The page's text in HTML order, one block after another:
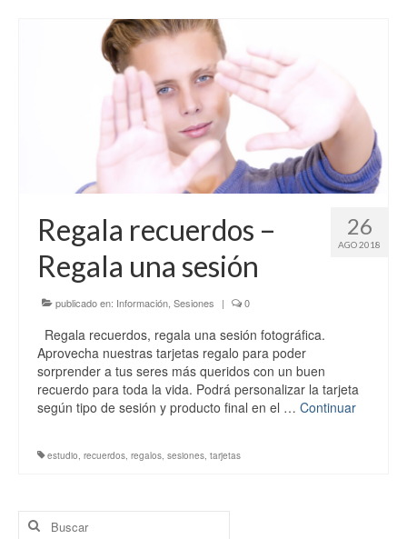
26
AGO 2018
Regala recuerdos –
Regala una sesión
publicado en: Información Sesiones | 0
Regala recuerdos, regala una sesión fotográfica.
Aprovecha nuestras tarjetas regalo para poder
sorprender a tus seres más queridos con un buen
recuerdo para toda la vida. Podrá personalizar la tarjeta
según tipo de sesión y producto final en el … Continuar
estudio, recuerdos, regalos, sesiones, tarjetas
Buscar